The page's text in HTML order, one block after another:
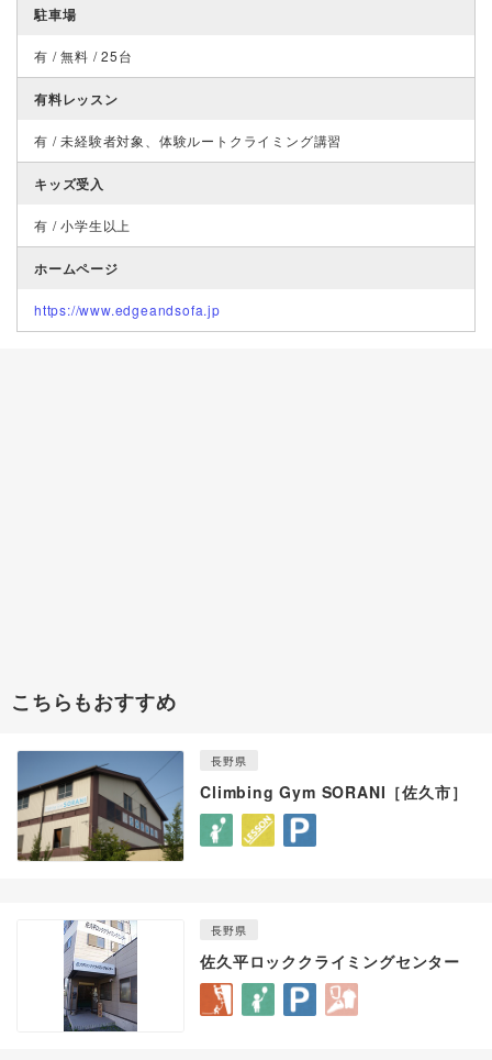
駐車場
有 / 無料 / 25台
有料レッスン
有 / 未経験者対象、体験ルートクライミング講習
キッズ受入
有 / 小学生以上
ホームページ
https://www.edgeandsofa.jp
こちらもおすすめ
長野県
Climbing Gym SORANI［佐久市］
長野県
佐久平ロッククライミングセンター